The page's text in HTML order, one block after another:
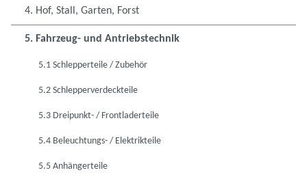
4. Hof, Stall, Garten, Forst
5. Fahrzeug- und Antriebstechnik
5.1 Schlepperteile / Zubehör
5.2 Schlepperverdeckteile
5.3 Dreipunkt- / Frontladerteile
5.4 Beleuchtungs- / Elektrikteile
5.5 Anhängerteile